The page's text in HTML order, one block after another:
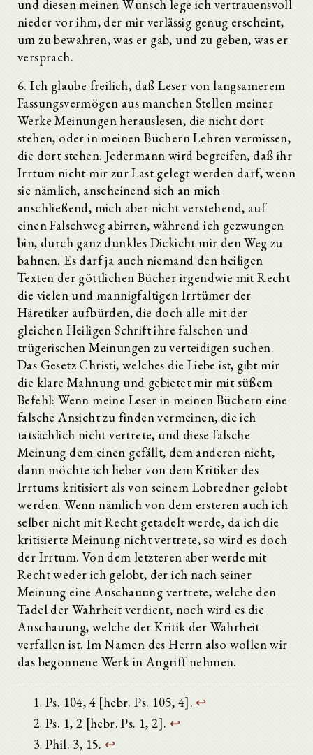
und diesen meinen Wunsch lege ich vertrauensvoll
nieder vor ihm, der mir verlässig genug erscheint,
um zu bewahren, was er gab, und zu geben, was er
versprach.
6. Ich glaube freilich, daß Leser von langsamerem
Fassungsvermögen aus manchen Stellen meiner
Werke Meinungen herauslesen, die nicht dort
stehen, oder in meinen Büchern Lehren vermissen,
die dort stehen. Jedermann wird begreifen, daß ihr
Irrtum nicht mir zur Last gelegt werden darf, wenn
sie nämlich, anscheinend sich an mich
anschließend, mich aber nicht verstehend, auf
einen Falschweg abirren, während ich gezwungen
bin, durch ganz dunkles Dickicht mir den Weg zu
bahnen. Es darf ja auch niemand den heiligen
Texten der göttlichen Bücher irgendwie mit Recht
die vielen und mannigfaltigen Irrtümer der
Häretiker aufbürden, die doch alle mit der
gleichen Heiligen Schrift ihre falschen und
trügerischen Meinungen zu verteidigen suchen.
Das Gesetz Christi, welches die Liebe ist, gibt mir
die klare Mahnung und gebietet mir mit süßem
Befehl: Wenn meine Leser in meinen Büchern eine
falsche Ansicht zu finden vermeinen, die ich
tatsächlich nicht vertrete, und diese falsche
Meinung dem einen gefällt, dem anderen nicht,
dann möchte ich lieber von dem Kritiker des
Irrtums kritisiert als von seinem Lobredner gelobt
werden. Wenn nämlich von dem ersteren auch ich
selber nicht mit Recht getadelt werde, da ich die
kritisierte Meinung nicht vertrete, so wird es doch
der Irrtum. Von dem letzteren aber werde mit
Recht weder ich gelobt, der ich nach seiner
Meinung eine Anschauung vertrete, welche den
Tadel der Wahrheit verdient, noch wird es die
Anschauung, welche der Kritik der Wahrheit
verfallen ist. Im Namen des Herrn also wollen wir
das begonnene Werk in Angriff nehmen.
Ps. 104, 4 [hebr. Ps. 105, 4]. ↩
Ps. 1, 2 [hebr. Ps. 1, 2]. ↩
Phil. 3, 15. ↩